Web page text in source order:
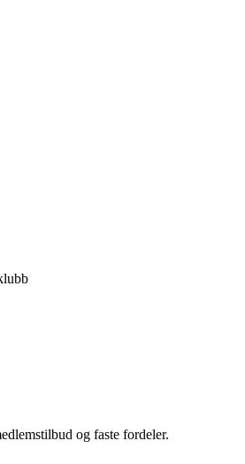
og faste fordeler.